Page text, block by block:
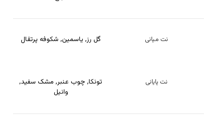
نت میانی گل رز, یاسمین, شکوفه پرتقال
نت پایانی تونکا, چوب عنبر, مشک سفید,
وانیل